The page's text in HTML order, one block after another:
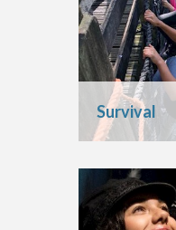
Survival